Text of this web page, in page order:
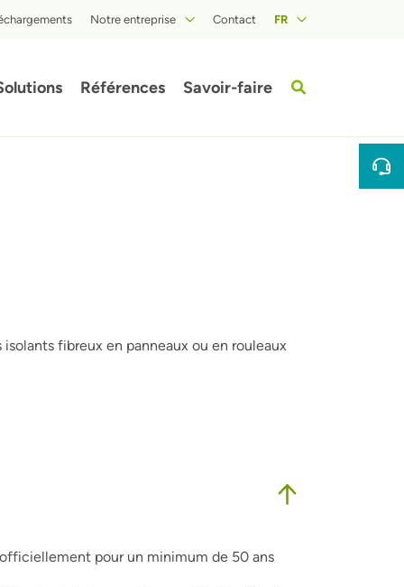
Notre entreprise Contact FR
Références Savoir-faire
fibreux en panneaux ou en rouleaux
pour un minimum de 50 ans